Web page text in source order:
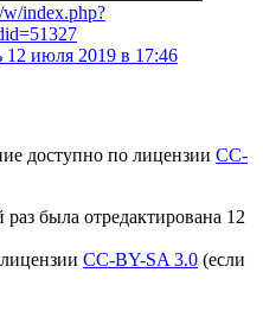
index.php?
12 июля 2019 в 17:46
доступно по лицензии CC-
была отредактирована 12
CC-BY-SA 3.0 (если